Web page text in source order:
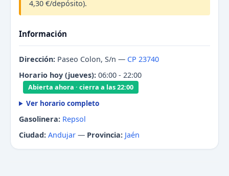
4,30 €/depósito).
Información
Dirección: Paseo Colon, S/n — CP 23740
Horario hoy (jueves): 06:00 - 22:00
Abierta ahora · cierra a las 22:00
Ver horario completo
Gasolinera: Repsol
Ciudad: Andujar — Provincia: Jaén